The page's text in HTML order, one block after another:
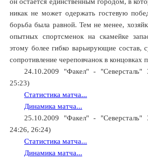
никак не может одержать гостевую
борьба была равной. Тем не менее,
опытных спортсменок на скамейке
этому более гибко варьирующие состав,
сопротивление череповчанок в концовках
24.10.2009 "Факел" - "Северсталь"
25:23)
Статистика матча...
Динамика матча...
25.10.2009 "Факел" - "Северсталь"
24:26, 26:24)
Статистика матча...
Динамика матча...